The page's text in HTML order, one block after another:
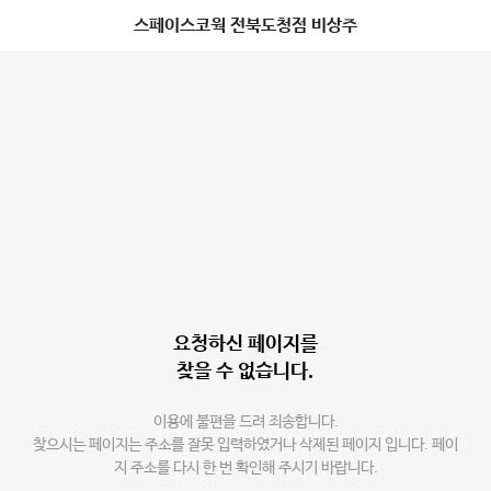
스페이스코웍 전북도청점 비상주
요청하신 페이지를
찾을 수 없습니다.
이용에 불편을 드려 죄송합니다.
찾으시는 페이지는 주소를 잘못 입력하였거나 삭제된 페이지 입니다. 페이
지 주소를 다시 한 번 확인해 주시기 바랍니다.